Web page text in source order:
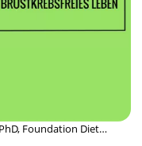
Foundation Diet